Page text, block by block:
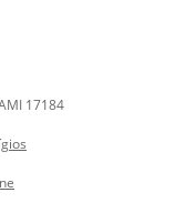
17184